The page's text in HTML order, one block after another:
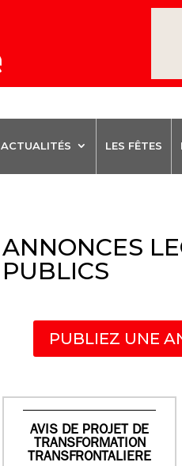
ACTUALITÉS LES FÊTES
ANNONCES
PUBLICS
PUBLIEZ UNE
AVIS DE PROJET DE
TRANSFORMATION
TRANSFRONTALIERE